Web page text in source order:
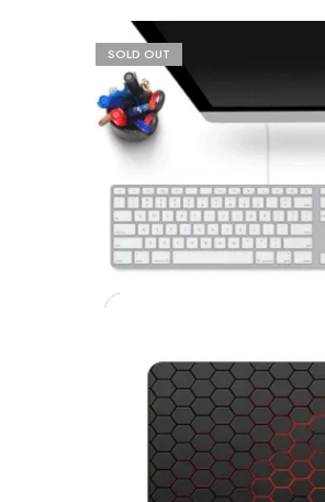
Matériel Électrique &
Outils scolaires et
Lunettes
Chaise gamer
Audio et Vidéo
Clavier / Souris
Boitier gamer
Accessoires informatiques
Système de securité
SOLD OUT